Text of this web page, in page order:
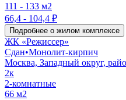
111 - 133 м2
66,4 - 104,4 ₽
Подробнее о жилом комплексе
ЖК «Режиссер»
Сдан•Монолит-кирпич
Москва, Западный округ,
2к
2-комнатные
66 м2